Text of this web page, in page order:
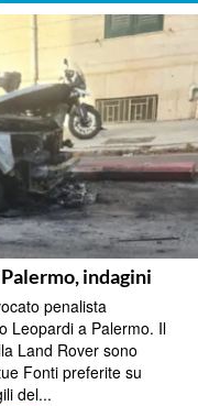
indagini
penalista
Leopardi a Palermo. Il
Land Rover sono
Fonti preferite su
del...